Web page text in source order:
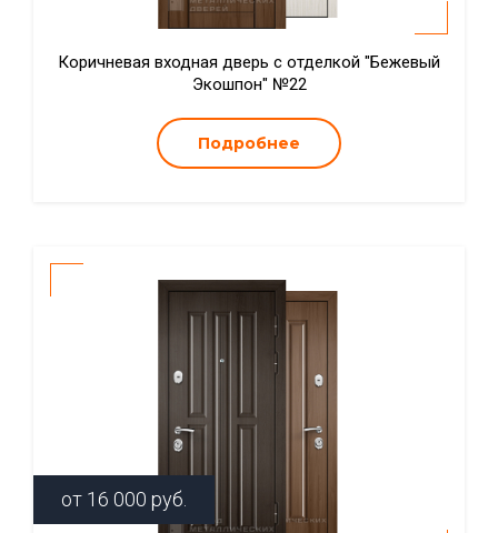
Коричневая входная дверь с отделкой "Бежевый
Экошпон" №22
Подробнее
от 16 000 руб.